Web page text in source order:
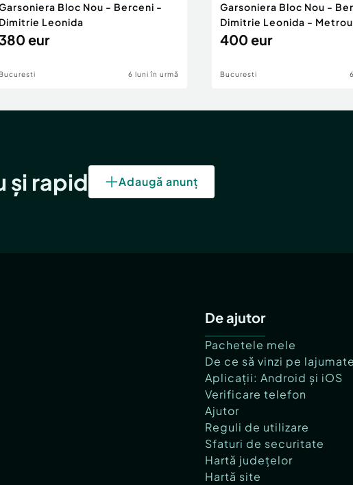
Bloc Nou - Berceni -
Dimitrie Leonida
eur
Bucuresti 6 luni în urmă
Garsoniera Bloc Nou -
Dimitrie Leonida -
400 eur
Bucuresti
și rapid Adaugă anunț
De ajutor
Pachetele mele
De ce să vinzi pe
Aplicații: Android și iOS
Verificare telefon
Ajutor
Reguli de utilizare
Sfaturi de securitate
Hartă județelor
Hartă site